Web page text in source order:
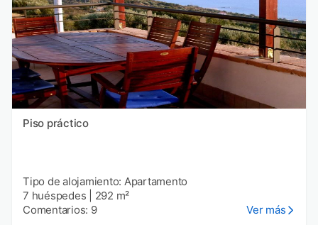
Piso práctico
Tipo de alojamiento: Apartamento
7 huéspedes
292 m²
Comentarios: 9
Ver más